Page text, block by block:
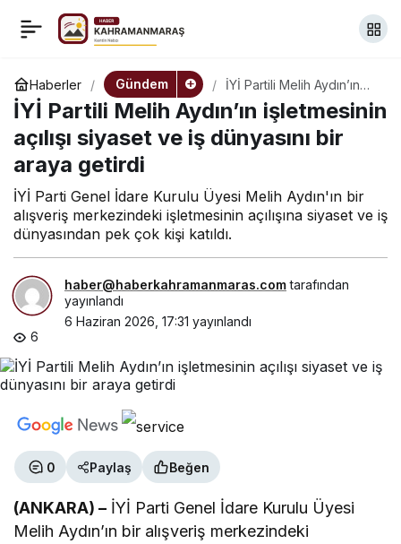
Haberler Gündem
İYİ Partili Melih Aydın’ın
işletmesinin açılışı siyaset
ve iş dünyasını bir araya
getirdi
İYİ Partili Melih Aydın’ın işletmesinin
açılışı siyaset ve iş dünyasını bir
araya getirdi
İYİ Parti Genel İdare Kurulu Üyesi Melih Aydın'ın bir
alışveriş merkezindeki işletmesinin açılışına siyaset ve iş
dünyasından pek çok kişi katıldı.
haber@haberkahramanmaras.comtarafından
yayınlandı
6 Haziran 2026, 17:31 yayınlandı
6
0 Paylaş Beğen
(ANKARA) – İYİ Parti Genel İdare Kurulu Üyesi
Melih Aydın’ın bir alışveriş merkezindeki
Atatürkçü Düşünce
Derneği’nin
konferansında konuşan
Veli Ağbaba: “Boynumu
veririm, boyun eğmem”
Paylaş